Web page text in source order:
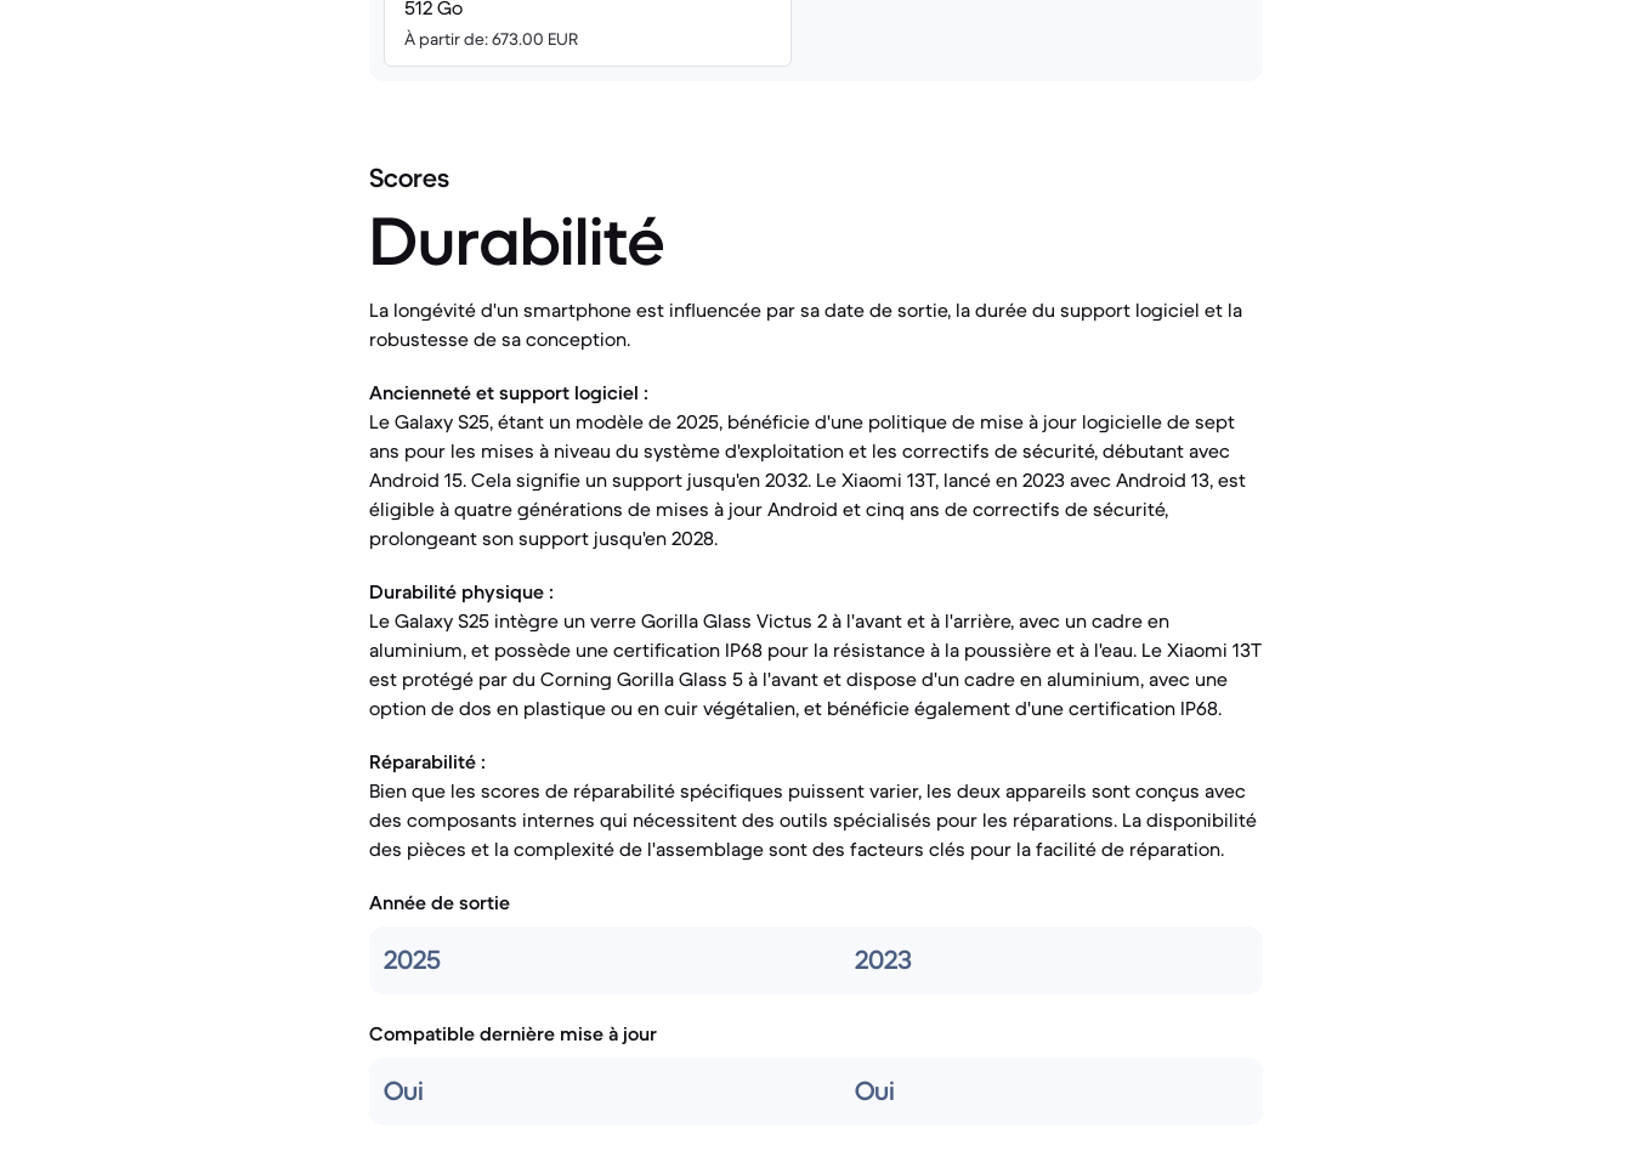
512 Go
À partir de: 673.00 EUR
Scores
Durabilité
La longévité d'un smartphone est influencée par sa date de sortie, la durée du support logiciel et la
robustesse de sa conception.
Ancienneté et support logiciel :
Le Galaxy S25, étant un modèle de 2025, bénéficie d'une politique de mise à jour logicielle de sept
ans pour les mises à niveau du système d'exploitation et les correctifs de sécurité, débutant avec
Android 15. Cela signifie un support jusqu'en 2032. Le Xiaomi 13T, lancé en 2023 avec Android 13, est
éligible à quatre générations de mises à jour Android et cinq ans de correctifs de sécurité,
prolongeant son support jusqu'en 2028.
Durabilité physique :
Le Galaxy S25 intègre un verre Gorilla Glass Victus 2 à l'avant et à l'arrière, avec un cadre en
aluminium, et possède une certification IP68 pour la résistance à la poussière et à l'eau. Le Xiaomi 13T
est protégé par du Corning Gorilla Glass 5 à l'avant et dispose d'un cadre en aluminium, avec une
option de dos en plastique ou en cuir végétalien, et bénéficie également d'une certification IP68.
Réparabilité :
Bien que les scores de réparabilité spécifiques puissent varier, les deux appareils sont conçus avec
des composants internes qui nécessitent des outils spécialisés pour les réparations. La disponibilité
des pièces et la complexité de l'assemblage sont des facteurs clés pour la facilité de réparation.
Année de sortie
2025 2023
Compatible dernière mise à jour
Oui Oui